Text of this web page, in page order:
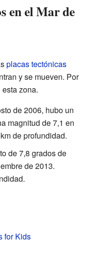
en el Mar de
placas tectónicas
y se mueven. Por
zona.
de 2006, hubo un
magnitud de 7,1 en
de profundidad.
de 7,8 grados de
de 2013.
for Kids